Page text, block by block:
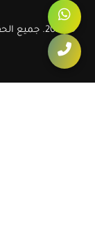
© 2026. جميع الحقوق محفوظة.